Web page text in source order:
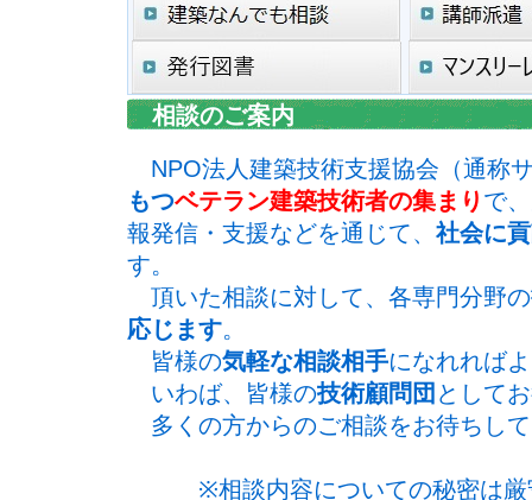
相談のご案内
NPO法人建築技術支援協会（通称
もつベテラン建築技術者の集まり で
報発信・支援などを通じて、 社会に
す。
頂いた相談に対して、各専門分野
応じます。
皆様の気軽な相談相手になれれば
いわば、皆様の技術顧問団 として
多くの方からのご相談をお待ちし
※相談内容についての秘密は厳